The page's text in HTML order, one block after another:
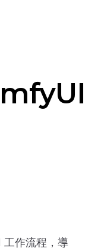
作流程，導